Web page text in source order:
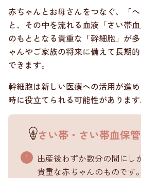
赤ちゃんとお母さんをつなぐ、「へ
と、その中を流れる血液「さい帯
のもととなる貴重な「幹細胞」が
ゃんやご家族の将来に備えて長期
できます。
幹細胞は新しい医療への活用が進
時に役立てられる可能性があります
さい帯・さい帯血保
出産後わずか数分の間にし
貴重な赤ちゃんのものです。